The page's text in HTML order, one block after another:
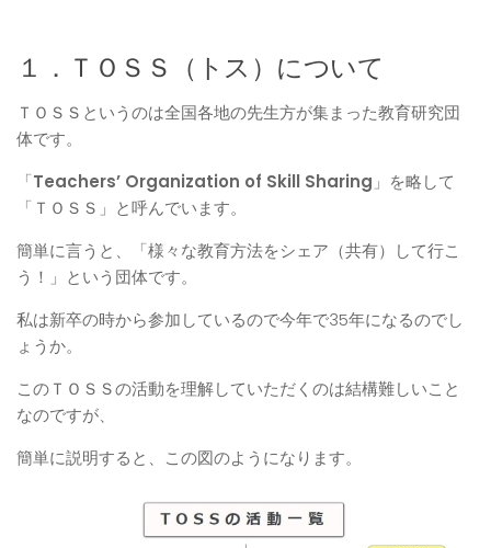
１．ＴＯＳＳ（トス）について
ＴＯＳＳというのは全国各地の先生方が集まった教育研究団
体です。
「Teachers’ Organization of Skill Sharing 」を略して
「ＴＯＳＳ」と呼んでいます。
簡単に言うと、「様々な教育方法をシェア（共有）して行こ
う！」という団体です。
私は新卒の時から参加しているので今年で35年になるのでし
ょうか。
このＴＯＳＳの活動を理解していただくのは結構難しいこと
なのですが、
簡単に説明すると、この図のようになります。